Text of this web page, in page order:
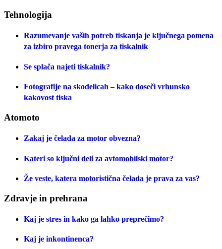
Tehnologija
Razumevanje vaših potreb tiskanja je ključnega pomena
za izbiro pravega tonerja za tiskalnik
Se splača najeti tiskalnik?
Fotografije na skodelicah – kako doseči vrhunsko
kakovost tiska
Atomoto
Zakaj je čelada za motor obvezna?
Kateri so ključni deli za avtomobilski motor?
Že veste, katera motoristična čelada je prava za vas?
Zdravje in prehrana
Kaj je stres in kako ga lahko preprečimo?
Kaj je inkontinenca?